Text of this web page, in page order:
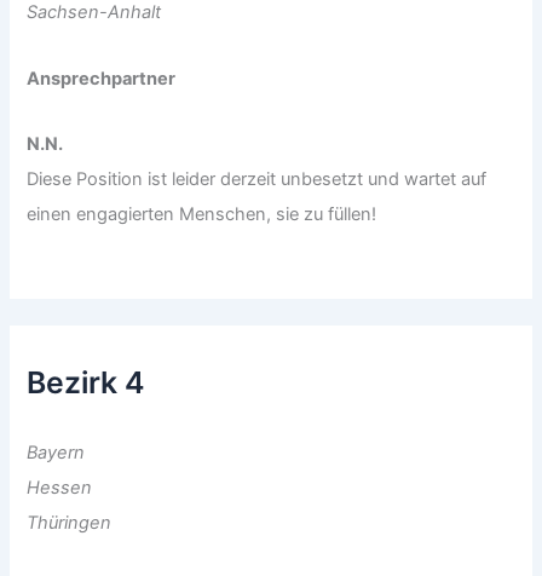
Sachsen-Anhalt
Ansprechpartner
N.N.
Diese Position ist leider derzeit unbesetzt und wartet auf
einen engagierten Menschen, sie zu füllen!
Bezirk 4
Bayern
Hessen
Thüringen